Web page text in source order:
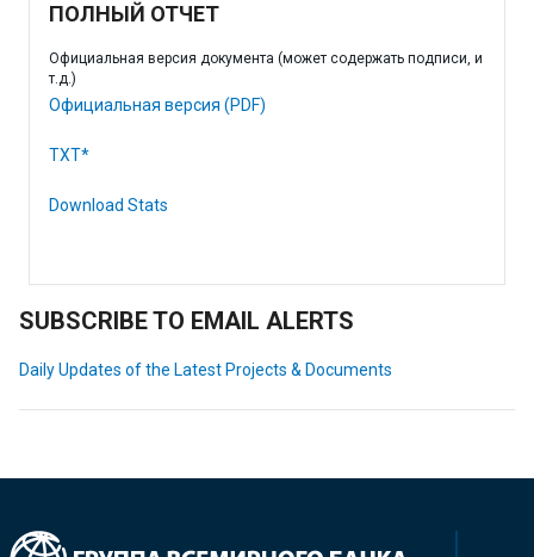
ПОЛНЫЙ ОТЧЕТ
Официальная версия документа (может содержать подписи, и
т.д.)
Официальная версия (PDF)
TXT*
Download Stats
SUBSCRIBE TO EMAIL ALERTS
Daily Updates of the Latest Projects & Documents